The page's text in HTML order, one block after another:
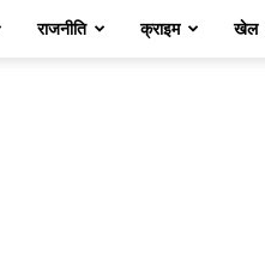
राजनीति क्राइम खेल